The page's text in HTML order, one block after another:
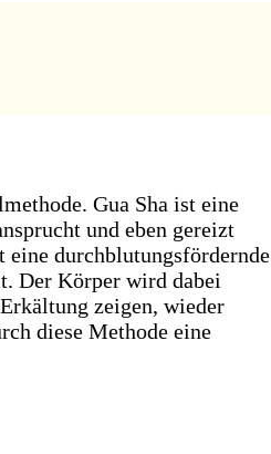
Gua Sha ist eine
und eben gereizt
eine durchblutungsfördernde
Der Körper wird dabei
zeigen, wieder
diese Methode eine